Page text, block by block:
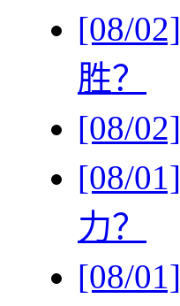
[08/02]
胜？
[08/02]
[08/01]
力？
[08/01]